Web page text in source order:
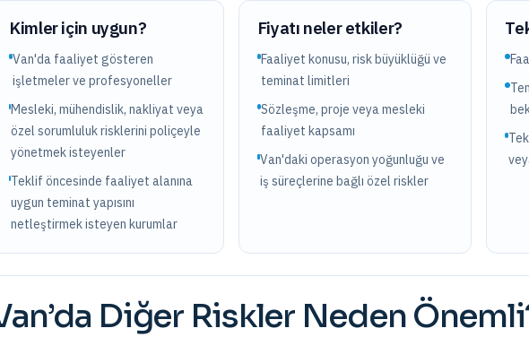
Kimler için uygun?
Van'da faaliyet gösteren
işletmeler ve profesyoneller
Mesleki, mühendislik, nakliyat veya
özel sorumluluk risklerini poliçeyle
yönetmek isteyenler
Teklif öncesinde faaliyet alanına
uygun teminat yapısını
netleştirmek isteyen kurumlar
Fiyatı neler etkiler?
Faaliyet konusu, risk büyüklüğü ve
teminat limitleri
Sözleşme, proje veya mesleki
faaliyet kapsamı
Van'daki operasyon yoğunluğu ve
iş süreçlerine bağlı özel riskler
’da Diğer RisklerNeden